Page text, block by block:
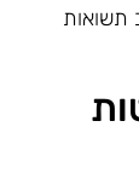
תשואות